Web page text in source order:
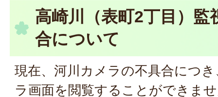
高崎川（表町2丁目）監
合について
現在、河川カメラの不具合につ
ラ画面を閲覧することができま